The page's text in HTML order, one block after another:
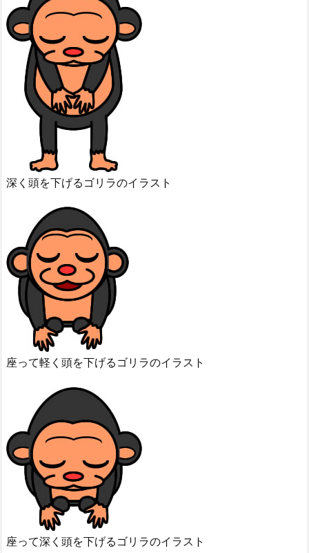
深く頭を下げるゴリラのイラスト
座って軽く頭を下げるゴリラのイラスト
座って深く頭を下げるゴリラのイラスト